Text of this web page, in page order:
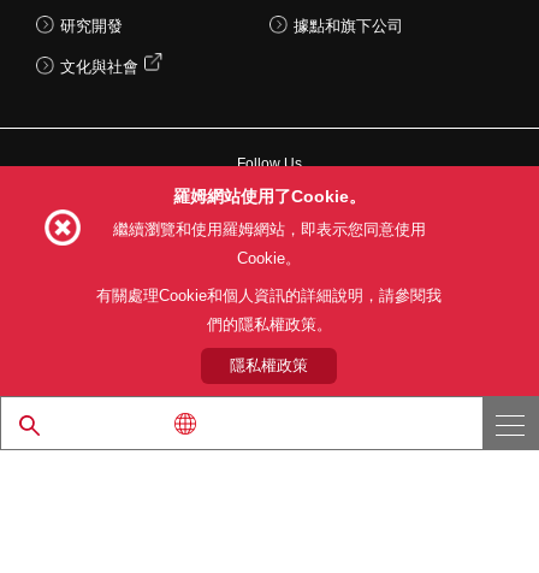
研究開發
文化與社會
據點和旗下公司
Follow Us
網站使用條款 利用目的 隱私權政策
網站地圖
關於本公司產品銷售之標準條款(PDF)
© 1997 - 2026 ROHM CO., LTD. ALL RIGHTS RESERVED.
羅姆網站使用了Cookie。
繼續瀏覽和使用羅姆網站，即表示您同意使用
Cookie。
有關處理Cookie和個人資訊的詳細說明，請參閱我
們的隱私權政策。
隱私權政策